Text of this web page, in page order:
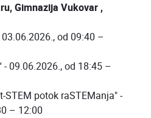
Gimnazija Vukovar ,
od 09:40 –
- 09.06.2026., od 18:45 –
STEM potok raSTEManja" -
– 12:00